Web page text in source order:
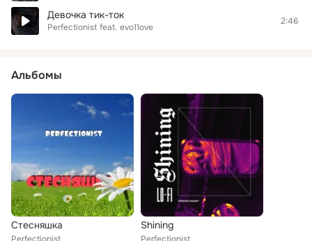
Девочка тик-ток
Perfectionist feat. evo11ove
2:46
Альбомы
Стесняшка Shining